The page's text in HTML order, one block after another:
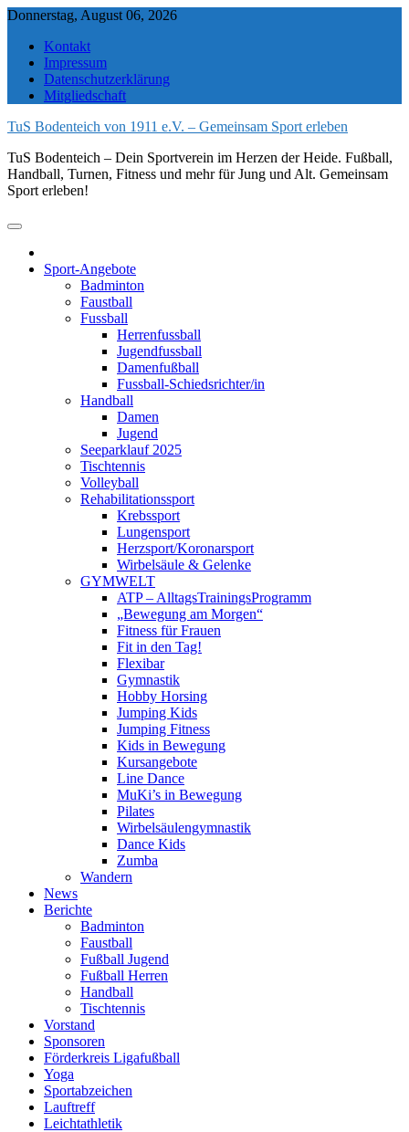
Skip
content
Donnerstag, August 06, 2026
Kontakt
Impressum
Datenschutzerklärung
Mitgliedschaft
TuS Bodenteich von 1911 e.V. – Gemeinsam Sport erleben
TuS Bodenteich – Dein Sportverein im Herzen der Heide. Fußball,
Handball, Turnen, Fitness und mehr für Jung und Alt. Gemeinsam
Sport erleben!
Sport-Angebote
Badminton
Faustball
Fussball
Herrenfussball
Jugendfussball
Damenfußball
Fussball-Schiedsrichter/in
Handball
Damen
Jugend
Seeparklauf 2025
Tischtennis
Volleyball
Rehabilitationssport
Krebssport
Lungensport
Herzsport/Koronarsport
Wirbelsäule & Gelenke
GYMWELT
ATP – AlltagsTrainingsProgramm
„Bewegung am Morgen“
Fitness für Frauen
Fit in den Tag!
Flexibar
Gymnastik
Hobby Horsing
Jumping Kids
Jumping Fitness
Kids in Bewegung
Kursangebote
Line Dance
MuKi’s in Bewegung
Pilates
Wirbelsäulengymnastik
Dance Kids
Zumba
Wandern
News
Berichte
Badminton
Faustball
Fußball Jugend
Fußball Herren
Handball
Tischtennis
Vorstand
Sponsoren
Förderkreis Ligafußball
Yoga
Sportabzeichen
Lauftreff
Leichtathletik